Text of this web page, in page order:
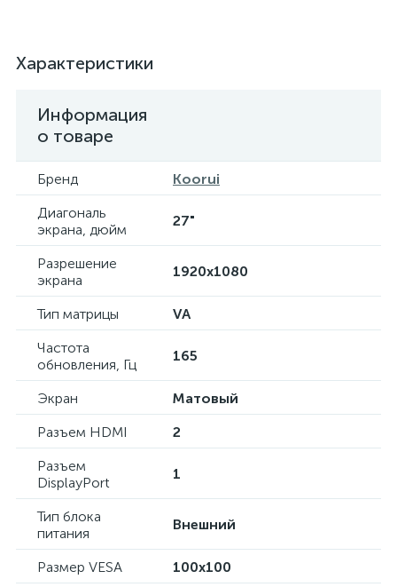
Характеристики
Информация
о товаре
Бренд
Koorui
Диагональ
экрана, дюйм
27"
Разрешение
экрана
1920x1080
Тип матрицы
VA
Частота
обновления, Гц
165
Экран
Матовый
Разъем HDMI
2
Разъем
DisplayPort
1
Тип блока
питания
Внешний
Размер VESA 100x100